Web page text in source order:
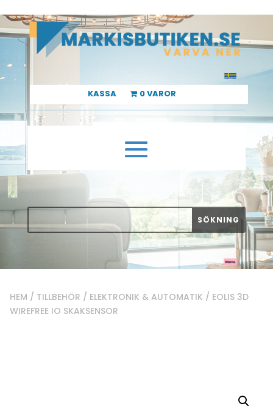
KASSA 0 VAROR
HEM / TILLBEHÖR / ELEKTRONIK & AUTOMATIK / EOLIS 3D
WIREFREE IO SKAKSENSOR